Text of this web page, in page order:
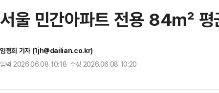
서울 민간아파트 전용 84㎡
임정희 기자 (1jh@dailian.co.kr)
입력 2026.06.08 10:18 수정 2026.06.08 10:20